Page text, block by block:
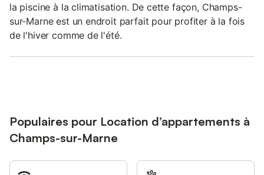
la piscine à la climatisation. De cette façon, Champs-
sur-Marne est un endroit parfait pour profiter à la fois
de l'hiver comme de l'été.
Populaires pour Location d’appartements à
Champs-sur-Marne